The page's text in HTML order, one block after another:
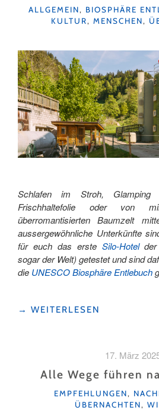
KATEGORIEN
ALLGEMEIN, BIOSPHÄRE
KULTUR, MENSCHEN,
Schlafen im Stroh,
Frischhaltefolie oder von
überromantisierten Baumzelt
aussergewöhnliche Unterkünfte
für euch das erste Silo-Hotelder
sogar der Welt) getestet und sind
die UNESCO Biosphäre Entlebuch
"ÜBERNACHTEN
→ WEITERLESEN
17. März
Alle Wege führen
KATEGORIEN
EMPFEHLUNGEN,
ÜBERNACHTEN,